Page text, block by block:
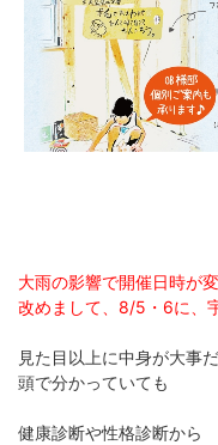
大雨の影響で開催日時が
改めまして、8/5・6に、
見た目以上に中身が大事
頭で分かっていても
健康診断や性格診断から